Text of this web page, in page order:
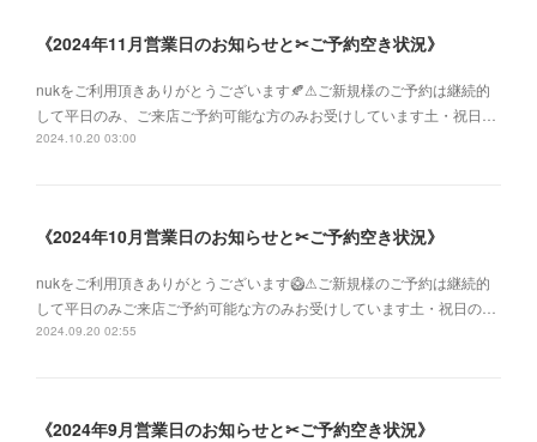
《2024年11月営業日のお知らせと✂︎ご予約空き状況》
nukをご利用頂きありがとうございます🍂⚠︎ご新規様のご予約は継続的
して平日のみ、ご来店ご予約可能な方のみお受けしています土・祝日…
2024.10.20 03:00
《2024年10月営業日のお知らせと✂︎ご予約空き状況》
nukをご利用頂きありがとうございます🥝⚠︎ご新規様のご予約は継続的
して平日のみご来店ご予約可能な方のみお受けしています土・祝日の…
2024.09.20 02:55
《2024年9月営業日のお知らせと✂︎ご予約空き状況》